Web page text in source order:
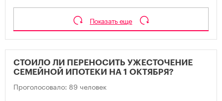
Показать еще
СТОИЛО ЛИ ПЕРЕНОСИТЬ УЖЕСТОЧЕНИЕ
СЕМЕЙНОЙ ИПОТЕКИ НА 1 ОКТЯБРЯ?
Проголосовало: 89 человек